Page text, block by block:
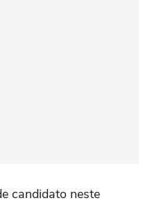
candidato neste